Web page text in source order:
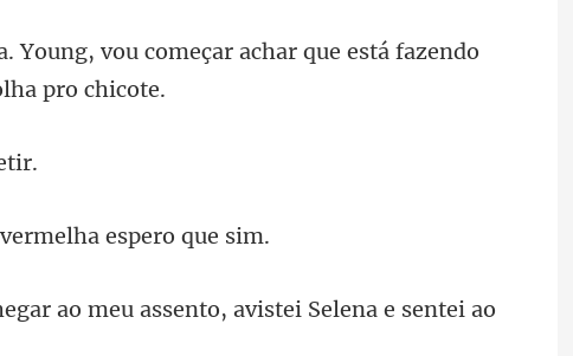
vou começar achar que está fazendo
ao meu assento, avistei